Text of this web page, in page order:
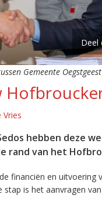
Gemeente
Vries
hebben deze
rand van het
financiën en uitvoering
is het aanvragen